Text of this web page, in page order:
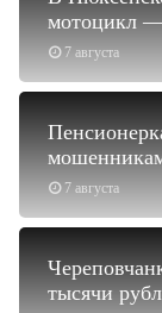
7 августа
мотоцикл —
7 августа
тысячи